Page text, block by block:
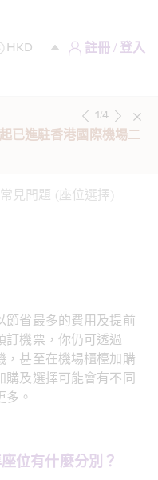
註冊 / 登入
已進駐香港國際機場二
1/4
常見問題 (座位選擇)
節省最多的費用及提前
訂機票，你仍可透過
，甚至在機場櫃檯加購
及選擇可能會有不同
。
位有什麼分別？